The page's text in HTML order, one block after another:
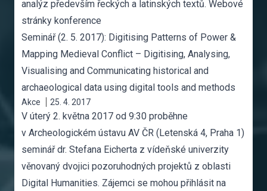
analýz především řeckých a latinských textů. Webové
stránky konference
Seminář (2. 5. 2017): Digitising Patterns of Power &
Mapping Medieval Conflict – Digitising, Analysing,
Visualising and Communicating historical and
archaeological data using digital tools and methods
Akce 25. 4. 2017
V úterý 2. května 2017 od 9:30 proběhne
v Archeologickém ústavu AV ČR (Letenská 4, Praha 1)
seminář dr. Stefana Eicherta z vídeňské univerzity
věnovaný dvojici pozoruhodných projektů z oblasti
Digital Humanities. Zájemci se mohou přihlásit na